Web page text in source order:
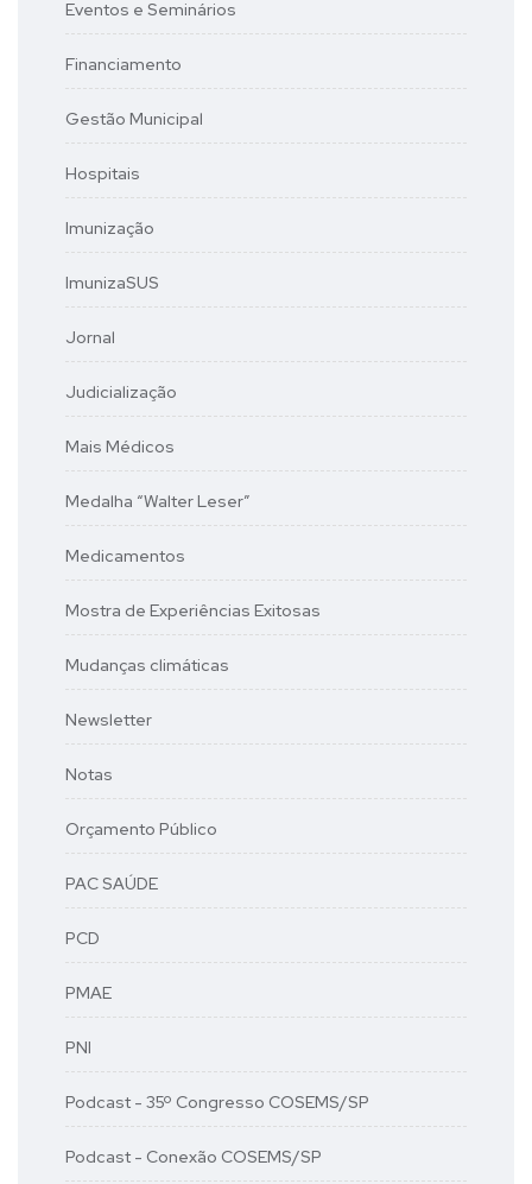
Eventos e Seminários
Financiamento
Gestão Municipal
Hospitais
Imunização
ImunizaSUS
Jornal
Judicialização
Mais Médicos
Medalha “Walter Leser”
Medicamentos
Mostra de Experiências Exitosas
Mudanças climáticas
Newsletter
Notas
Orçamento Público
PAC SAÚDE
PCD
PMAE
PNI
Podcast - 35º Congresso COSEMS/SP
Podcast - Conexão COSEMS/SP